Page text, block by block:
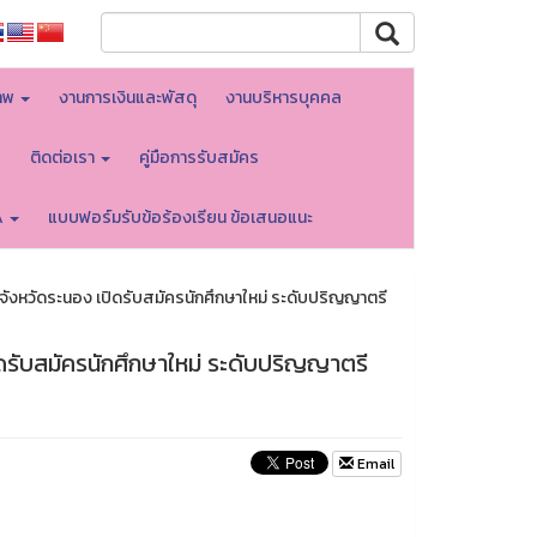
งานการเงินและพัสดุ งานบริหารบุคคล
ติดต่อเรา คู่มือการรับสมัคร
แบบฟอร์มรับข้อร้องเรียน ข้อเสนอแนะ
หวัดระนอง เปิดรับสมัครนักศึกษาใหม่ ระดับปริญญาตรี
รับสมัครนักศึกษาใหม่ ระดับปริญญาตรี
Email